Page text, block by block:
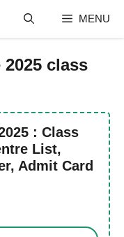
MENU
class
: Class
List,
Admit Card